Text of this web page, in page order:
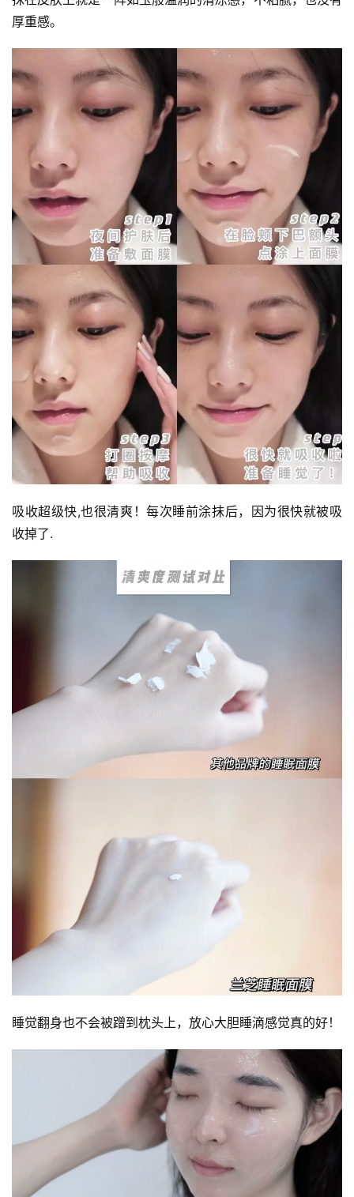
僧
音
谈
心
厚重感。
吸收超级快,也很清爽！每次睡前涂抹后，因为很快就被吸
收掉了.
睡觉翻身也不会被蹭到枕头上，放心大胆睡滴感觉真的好！